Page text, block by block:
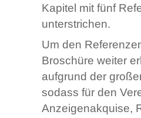
Kapitel mit fünf
unterstrichen.
Um den
Broschüre weiter
aufgrund der
sodass für den
Anzeigenakquise,